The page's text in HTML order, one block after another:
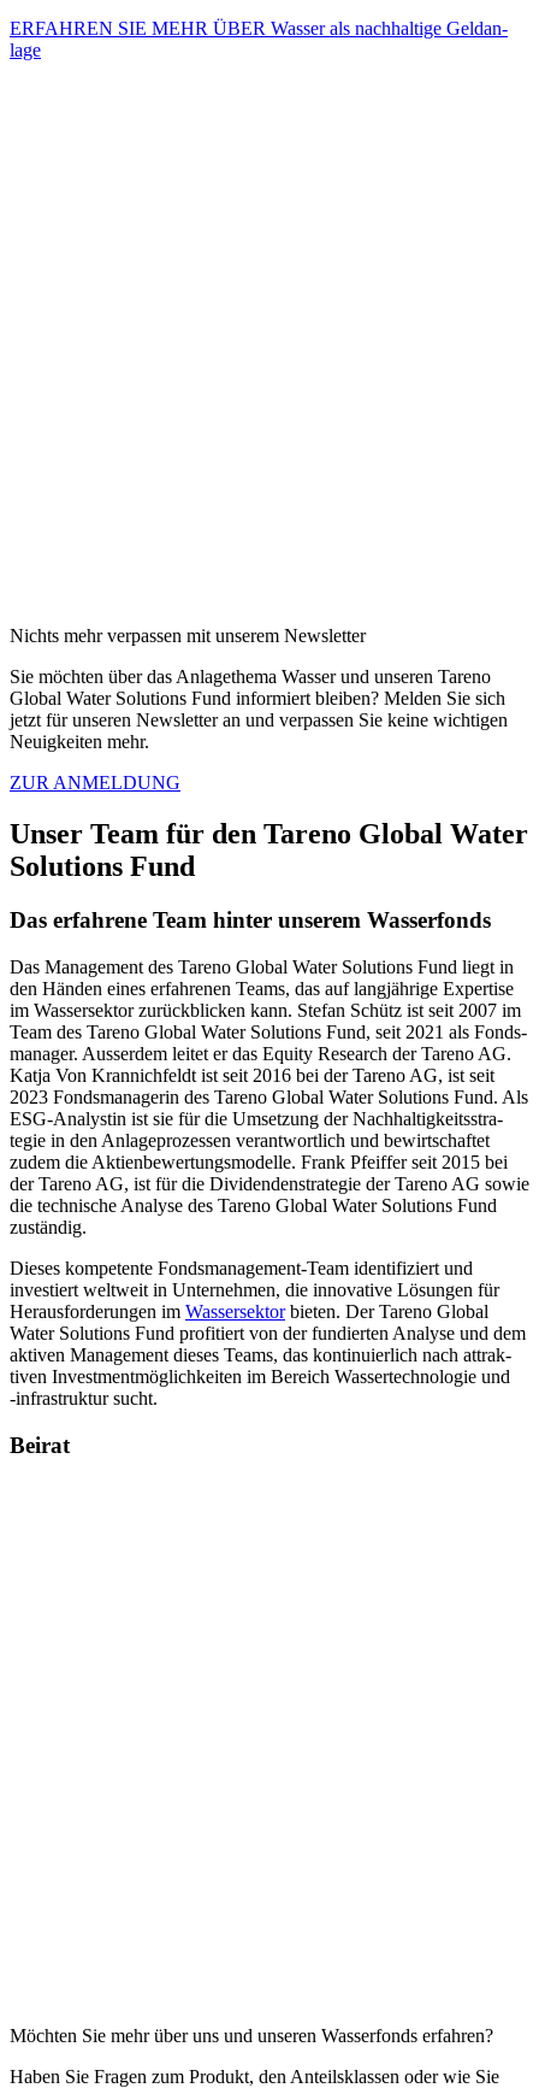
ERFAHREN SIE MEHR ÜBER Wasser als nachhal­tige Geldan­
lage
Nichts mehr verpassen mit unserem Newsletter
Sie möchten über das Anlage­thema Wasser und unseren Tareno
Global Water Solutions Fund infor­miert bleiben? Melden Sie sich
jetzt für unseren Newsletter an und verpassen Sie keine wichtigen
Neuig­keiten mehr.
ZUR ANMELDUNG
Unser Team für den Tareno Global Water
Solutions Fund
Das erfah­rene Team hinter unserem Wasser­fonds
Das Manage­ment des Tareno Global Water Solutions Fund liegt in
den Händen eines erfah­renen Teams, das auf langjäh­rige Exper­tise
im Wasser­sektor zurück­blicken kann. Stefan Schütz ist seit 2007 im
Team des Tareno Global Water Solutions Fund, seit 2021 als Fonds­
ma­nager. Ausserdem leitet er das Equity Research der Tareno AG.
Katja Von Krannich­feldt ist seit 2016 bei der Tareno AG, ist seit
2023 Fonds­ma­na­gerin des Tareno Global Water Solutions Fund. Als
ESG-Analy­stin ist sie für die Umset­zung der Nachhal­tig­keits­stra­
tegie in den Anlage­pro­zessen verant­wort­lich und bewirt­schaftet
zudem die Aktien­be­wer­tungs­mo­delle. Frank Pfeiffer seit 2015 bei
der Tareno AG, ist für die Dividen­den­stra­tegie der Tareno AG sowie
die techni­sche Analyse des Tareno Global Water Solutions Fund
zuständig.
Dieses kompe­tente Fonds­ma­nage­ment-Team identi­fi­ziert und
investiert weltweit in Unter­nehmen, die innova­tive Lösungen für
Heraus­for­de­rungen im Wasser­sektorbieten. Der Tareno Global
Water Solutions Fund profi­tiert von der fundierten Analyse und dem
aktiven Manage­ment dieses Teams, das konti­nu­ier­lich nach attrak­
tiven Invest­ment­mög­lich­keiten im Bereich Wasser­tech­no­logie und
‑infra­struktur sucht.
Beirat
Möchten Sie mehr über uns und unseren Wasser­fonds erfahren?
Haben Sie Fragen zum Produkt, den Anteils­klassen oder wie Sie